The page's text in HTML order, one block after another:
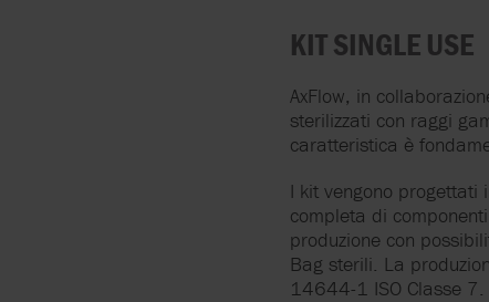
KIT SINGLE USE
AxFlow, in
sterilizzati con raggi
caratteristica è
I kit vengono progettati
completa di
produzione con
Bag sterili. La
14644-1 ISO Classe 7.